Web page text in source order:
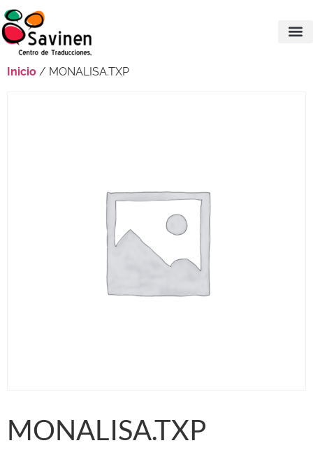
Inicio / MONALISA.TXP
MONALISA.TXP